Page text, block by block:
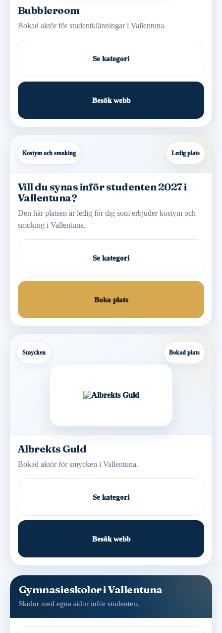
Bubbleroom
Bokad aktör för studentklänningar i Vallentuna.
Se kategori
Besök webb
Kostym och smoking Ledig plats
Vill du synas inför studenten 2027 i
Vallentuna?
Den här platsen är ledig för dig som erbjuder kostym och
smoking i Vallentuna.
Se kategori
Boka plats
Smycken Bokad plats
Albrekts Guld
Bokad aktör för smycken i Vallentuna.
Se kategori
Besök webb
Gymnasieskolor i Vallentuna
Skolor med egna sidor inför studenten.